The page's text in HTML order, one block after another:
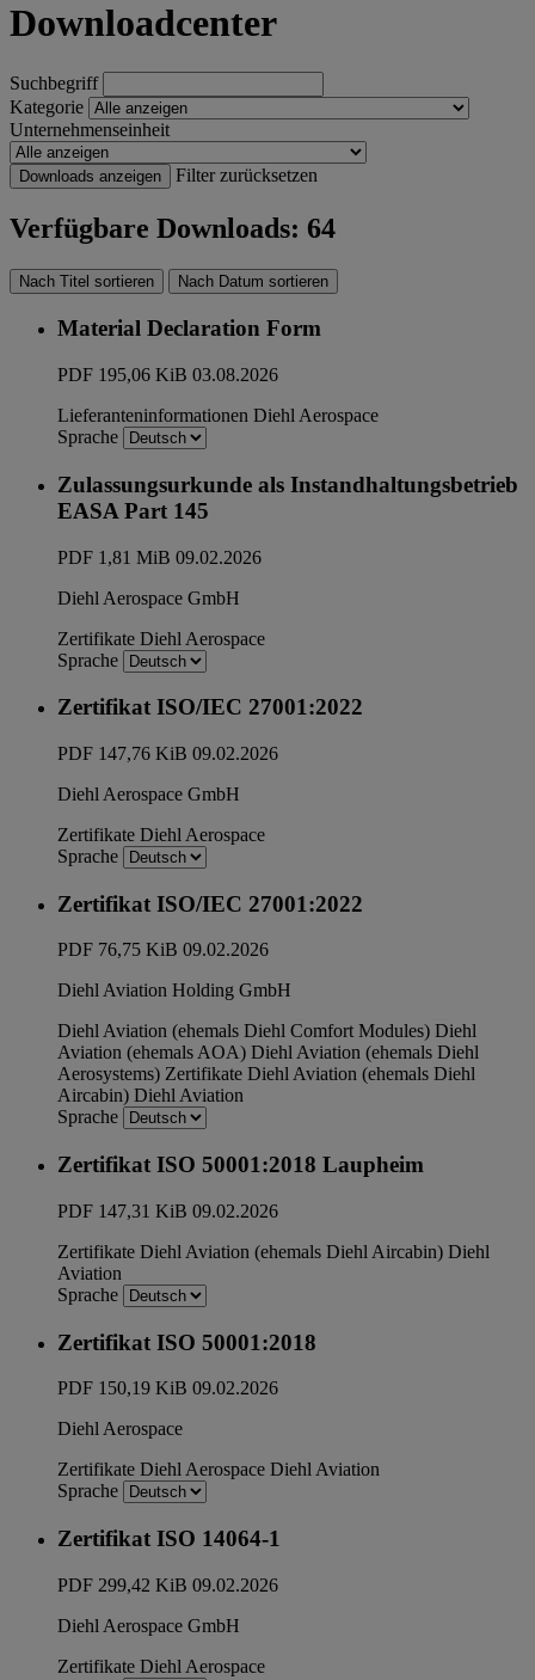
Downloadcenter
Suchbegriff
Kategorie
Unternehmenseinheit
Downloads anzeigen Filter zurücksetzen
Verfügbare Downloads: 64
Nach Titel sortieren Nach Datum sortieren
Material Declaration Form
PDF 195,06 KiB 03.08.2026
Lieferanteninformationen Diehl Aerospace
Sprache
Zulassungsurkunde als Instandhaltungsbetrieb
EASA Part 145
PDF 1,81 MiB 09.02.2026
Diehl Aerospace GmbH
Zertifikate Diehl Aerospace
Sprache
Zertifikat ISO/IEC 27001:2022
PDF 147,76 KiB 09.02.2026
Diehl Aerospace GmbH
Zertifikate Diehl Aerospace
Sprache
Zertifikat ISO/IEC 27001:2022
PDF 76,75 KiB 09.02.2026
Diehl Aviation Holding GmbH
Diehl Aviation (ehemals Diehl Comfort Modules) Diehl
Aviation (ehemals AOA) Diehl Aviation (ehemals Diehl
Aerosystems) Zertifikate Diehl Aviation (ehemals Diehl
Aircabin) Diehl Aviation
Sprache
Zertifikat ISO 50001:2018 Laupheim
PDF 147,31 KiB 09.02.2026
Zertifikate Diehl Aviation (ehemals Diehl Aircabin) Diehl
Aviation
Sprache
Zertifikat ISO 50001:2018
PDF 150,19 KiB 09.02.2026
Diehl Aerospace
Zertifikate Diehl Aerospace Diehl Aviation
Sprache
Zertifikat ISO 14064-1
PDF 299,42 KiB 09.02.2026
Diehl Aerospace GmbH
Zertifikate Diehl Aerospace